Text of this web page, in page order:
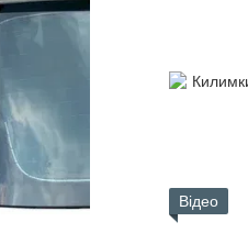
Відео